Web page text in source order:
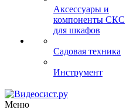
Аксессуары и
компоненты СКС
для шкафов
Садовая техника
Инструмент
Меню